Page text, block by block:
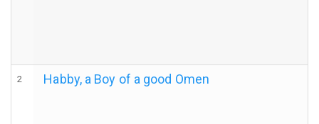
2 Habby, a Boy of a good Omen